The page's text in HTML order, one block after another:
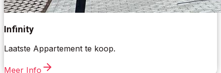
Infinity
Laatste Appartement te koop.
Meer Info